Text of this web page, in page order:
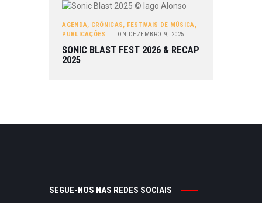
AGENDA, CRÓNICAS, FESTIVAIS DE MÚSICA,
PUBLICAÇÕES
ON DEZEMBRO 9, 2025
SONIC BLAST FEST 2026 & RECAP
2025
SEGUE-NOS NAS REDES SOCIAIS